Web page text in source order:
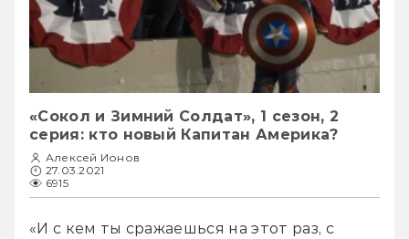
«Сокол и Зимний Солдат», 1 сезон, 2
серия: кто новый Капитан Америка?
Алексей Ионов
27.03.2021
6915
«И с кем ты сражаешься на этот раз, с